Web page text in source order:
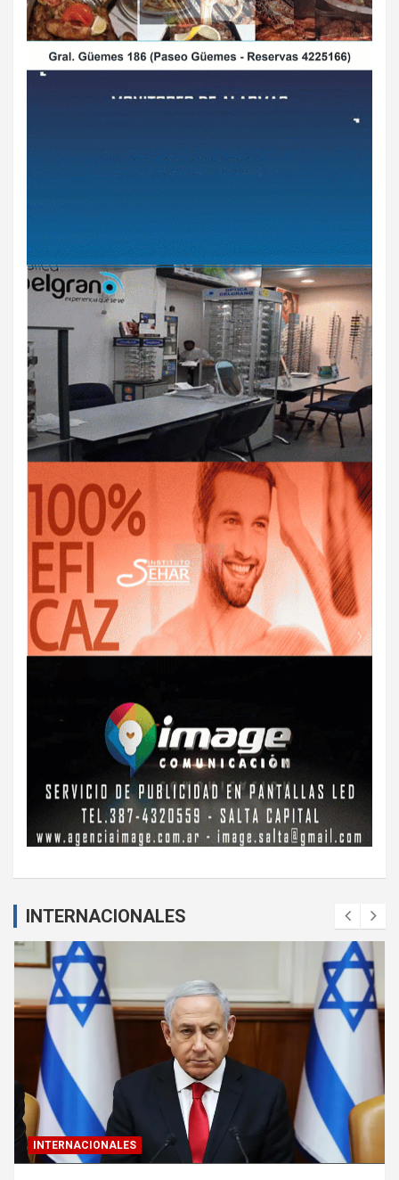
INTERNACIONALES
INTERNACIONALES